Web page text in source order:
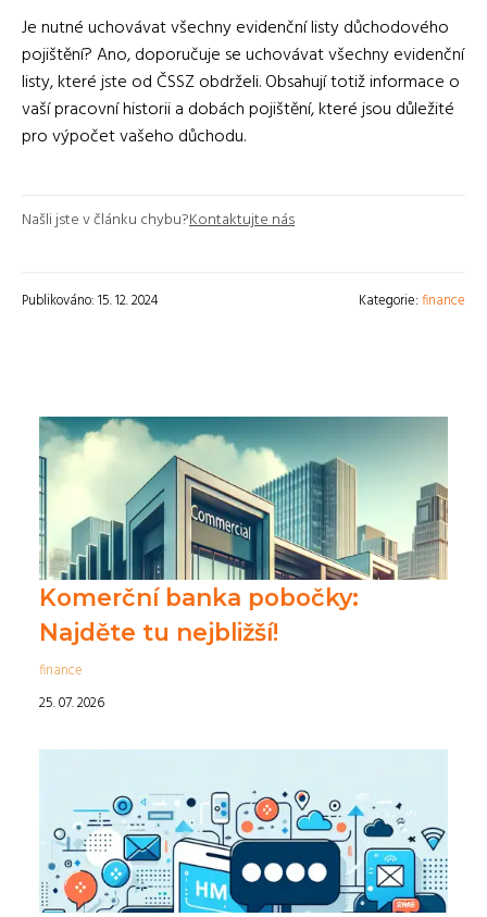
Je nutné uchovávat všechny evidenční listy důchodového
pojištění? Ano, doporučuje se uchovávat všechny evidenční
listy, které jste od ČSSZ obdrželi. Obsahují totiž informace o
vaší pracovní historii a dobách pojištění, které jsou důležité
pro výpočet vašeho důchodu.
Našli jste v článku chybu?Kontaktujte nás
Publikováno: 15. 12. 2024 Kategorie:finance
Komerční banka pobočky:
Najděte tu nejbližší!
finance
25. 07. 2026